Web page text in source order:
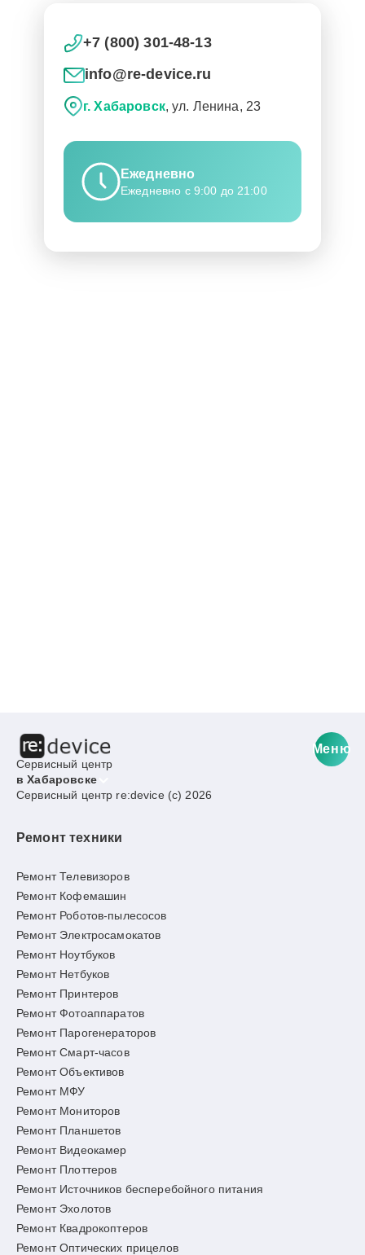
+7 (800) 301-48-13
info@re-device.ru
г. Хабаровск, ул. Ленина, 23
Ежедневно
Ежедневно с 9:00 до 21:00
Сервисный центр
в Хабаровске
Меню
Сервисный центр re:device (c) 2026
Ремонт техники
Ремонт Телевизоров
Ремонт Кофемашин
Ремонт Роботов-пылесосов
Ремонт Электросамокатов
Ремонт Ноутбуков
Ремонт Нетбуков
Ремонт Принтеров
Ремонт Фотоаппаратов
Ремонт Парогенераторов
Ремонт Смарт-часов
Ремонт Объективов
Ремонт МФУ
Ремонт Мониторов
Ремонт Планшетов
Ремонт Видеокамер
Ремонт Плоттеров
Ремонт Источников бесперебойного питания
Ремонт Эхолотов
Ремонт Квадрокоптеров
Ремонт Оптических прицелов